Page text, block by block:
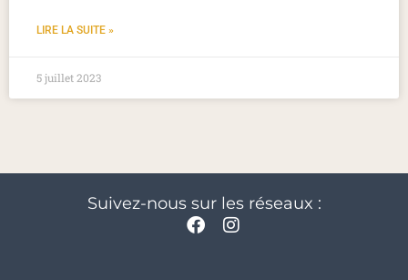
LIRE LA SUITE »
5 juillet 2023
Suivez-nous sur les réseaux :